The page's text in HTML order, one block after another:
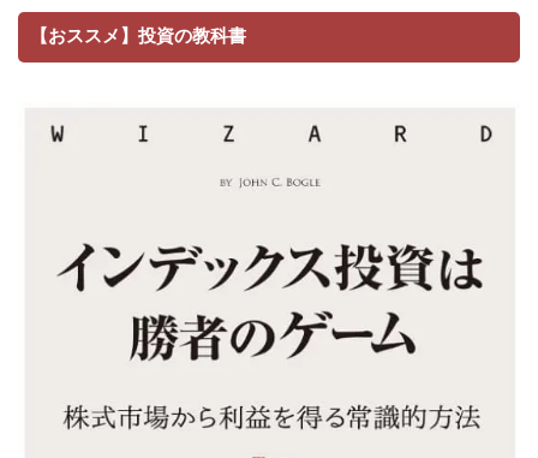
【おススメ】投資の教科書